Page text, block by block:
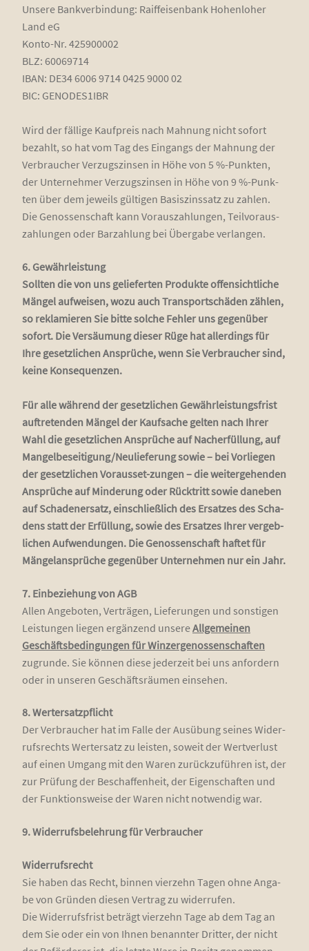
Unse­re Bank­ver­bin­dung: Raiff­ei­sen­bank Hohen­lo­her
Land eG
Kon­to-Nr. 425900002
BLZ: 60069714
IBAN: DE34 6006 9714 0425 9000 02
BIC: GENODES1IBR
Wird der fäl­li­ge Kauf­preis nach Mah­nung nicht sofort
bezahlt, so hat vom Tag des Ein­gangs der Mah­nung der
Ver­brau­cher Ver­zugs­zin­sen in Höhe von 5 %-Punk­ten,
der Unter­neh­mer Ver­zugs­zin­sen in Höhe von 9 %-Punk­
ten über dem jeweils gül­ti­gen Basis­zins­satz zu zah­len.
Die Genos­sen­schaft kann Vor­aus­zah­lun­gen, Teil­vor­aus­
zah­lun­gen oder Bar­zah­lung bei Über­ga­be verlangen.
6. Gewähr­leis­tung
Soll­ten die von uns gelie­fer­ten Pro­duk­te offen­sicht­li­che
Män­gel auf­wei­sen, wozu auch Trans­port­schä­den zäh­len,
so rekla­mie­ren Sie bit­te sol­che Feh­ler uns gegen­über
sofort. Die Ver­säu­mung die­ser Rüge hat aller­dings für
Ihre gesetz­li­chen Ansprü­che, wenn Sie Ver­brau­cher sind,
kei­ne Kon­se­quen­zen.
Für alle wäh­rend der gesetz­li­chen Gewähr­leis­tungs­frist
auf­tre­ten­den Män­gel der Kauf­sa­che gel­ten nach Ihrer
Wahl die gesetz­li­chen Ansprü­che auf Nach­er­fül­lung, auf
Mangelbeseitigung/Neulieferung sowie – bei Vor­lie­gen
der gesetz­li­chen Vor­aus­set-zun­gen – die wei­ter­ge­hen­den
Ansprü­che auf Min­de­rung oder Rück­tritt sowie dane­ben
auf Scha­den­er­satz, ein­schließ­lich des Ersat­zes des Scha­
dens statt der Erfül­lung, sowie des Ersat­zes Ihrer ver­geb­
li­chen Auf­wen­dun­gen. Die Genos­sen­schaft haf­tet für
Män­gel­an­sprü­che gegen­über Unter­neh­men nur ein Jahr.
7. Ein­be­zie­hung von AGB
Allen Ange­bo­ten, Ver­trä­gen, Lie­fe­run­gen und sons­ti­gen
Leis­tun­gen lie­gen ergän­zend unse­reAll­ge­mei­nen
Geschäfts­be­din­gun­gen für Win­zer­ge­nos­sen­schaf­ten
zugrun­de. Sie kön­nen die­se jeder­zeit bei uns anfor­dern
oder in unse­ren Geschäfts­räu­men einsehen.
8. Wer­ter­satz­pflicht
Der Ver­brau­cher hat im Fal­le der Aus­übung sei­nes Wider­
rufs­rechts Wer­ter­satz zu leis­ten, soweit der Wert­ver­lust
auf einen Umgang mit den Waren zurück­zu­füh­ren ist, der
zur Prü­fung der Beschaf­fen­heit, der Eigen­schaf­ten und
der Funk­ti­ons­wei­se der Waren nicht not­wen­dig war.
9. Wider­rufs­be­leh­rung für Verbraucher
Wider­rufs­recht
Sie haben das Recht, bin­nen vier­zehn Tagen ohne Anga­
be von Grün­den die­sen Ver­trag zu wider­ru­fen.
Die Wider­rufs­frist beträgt vier­zehn Tage ab dem Tag an
dem Sie oder ein von Ihnen benann­ter Drit­ter, der nicht